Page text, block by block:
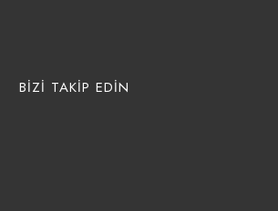
BİZİ TAKİP EDİN